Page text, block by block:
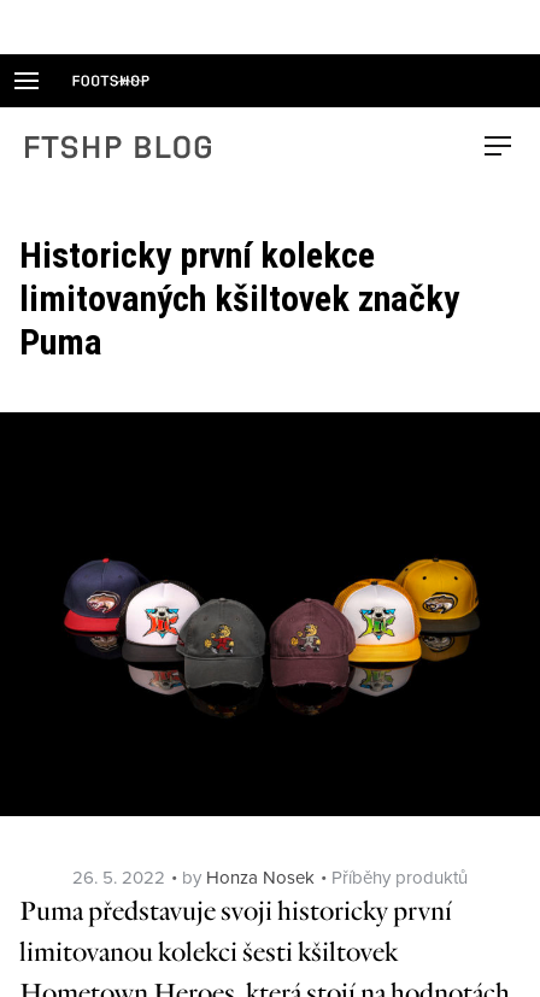
FTSHP blog Menu
Historicky první kolekce
limitovaných kšiltovek značky
Puma
Posted
on
26. 5. 2022 by Honza Nosek Categories
Příběhy produktů
Puma představuje svoji historicky první
limitovanou kolekci šesti kšiltovek